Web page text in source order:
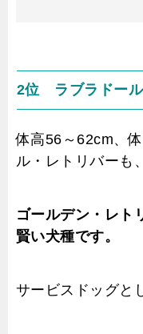
2位 ラブラドール
体高56～62cm、
ル・レトリバーも
ゴールデン・レト
賢い犬種です。
サービスドッグと